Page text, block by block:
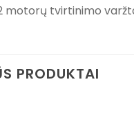
motorų tvirtinimo
PRODUKTAI